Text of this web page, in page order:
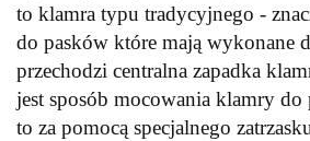
to klamra typu tradycyjnego -
do pasków które mają wykonane
przechodzi centralna zapadka
jest sposób mocowania klamry do
to za pomocą specjalnego